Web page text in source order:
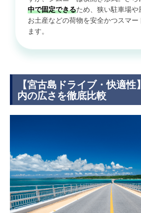
中で固定できるため、狭い駐車場や
お土産などの荷物を安全かつスマー
ます。
【宮古島ドライブ・快適
内の広さを徹底比較